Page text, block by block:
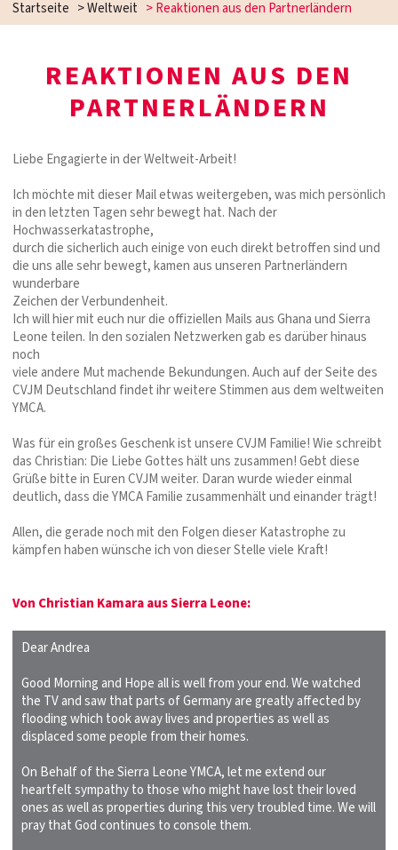
Startseite >Weltweit >Reaktionen aus den Partnerländern
REAKTIONEN AUS DEN
PARTNERLÄNDERN
Liebe Engagierte in der Weltweit-Arbeit!
Ich möchte mit dieser Mail etwas weitergeben, was mich persönlich
in den letzten Tagen sehr bewegt hat. Nach der
Hochwasserkatastrophe,
durch die sicherlich auch einige von euch direkt betroffen sind und
die uns alle sehr bewegt, kamen aus unseren Partnerländern
wunderbare
Zeichen der Verbundenheit.
Ich will hier mit euch nur die offiziellen Mails aus Ghana und Sierra
Leone teilen. In den sozialen Netzwerken gab es darüber hinaus
noch
viele andere Mut machende Bekundungen. Auch auf der Seite des
CVJM Deutschland findet ihr weitere Stimmen aus dem weltweiten
YMCA.
Was für ein großes Geschenk ist unsere CVJM Familie! Wie schreibt
das Christian: Die Liebe Gottes hält uns zusammen! Gebt diese
Grüße bitte in Euren CVJM weiter. Daran wurde wieder einmal
deutlich, dass die YMCA Familie zusammenhält und einander trägt!
Allen, die gerade noch mit den Folgen dieser Katastrophe zu
kämpfen haben wünsche ich von dieser Stelle viele Kraft!
Von Christian Kamara aus Sierra Leone:
Dear Andrea
Good Morning and Hope all is well from your end. We watched
the TV and saw that parts of Germany are greatly affected by
flooding which took away lives and properties as well as
displaced some people from their homes.
On Behalf of the Sierra Leone YMCA, let me extend our
heartfelt sympathy to those who might have lost their loved
ones as well as properties during this very troubled time. We will
pray that God continues to console them.